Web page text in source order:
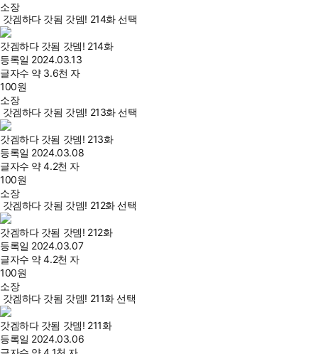
소장
갓겜하다 갓됨 갓뎀! 214화 선택
갓겜하다 갓됨 갓뎀! 214화
등록일 2024.03.13
글자수 약 3.6천 자
100원
소장
갓겜하다 갓됨 갓뎀! 213화 선택
갓겜하다 갓됨 갓뎀! 213화
등록일 2024.03.08
글자수 약 4.2천 자
100원
소장
갓겜하다 갓됨 갓뎀! 212화 선택
갓겜하다 갓됨 갓뎀! 212화
등록일 2024.03.07
글자수 약 4.2천 자
100원
소장
갓겜하다 갓됨 갓뎀! 211화 선택
갓겜하다 갓됨 갓뎀! 211화
등록일 2024.03.06